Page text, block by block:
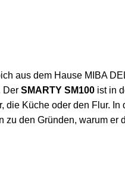
aus dem Hause MIBA
Der SMARTY SM100 ist in
Küche oder den Flur.
den Gründen, warum er